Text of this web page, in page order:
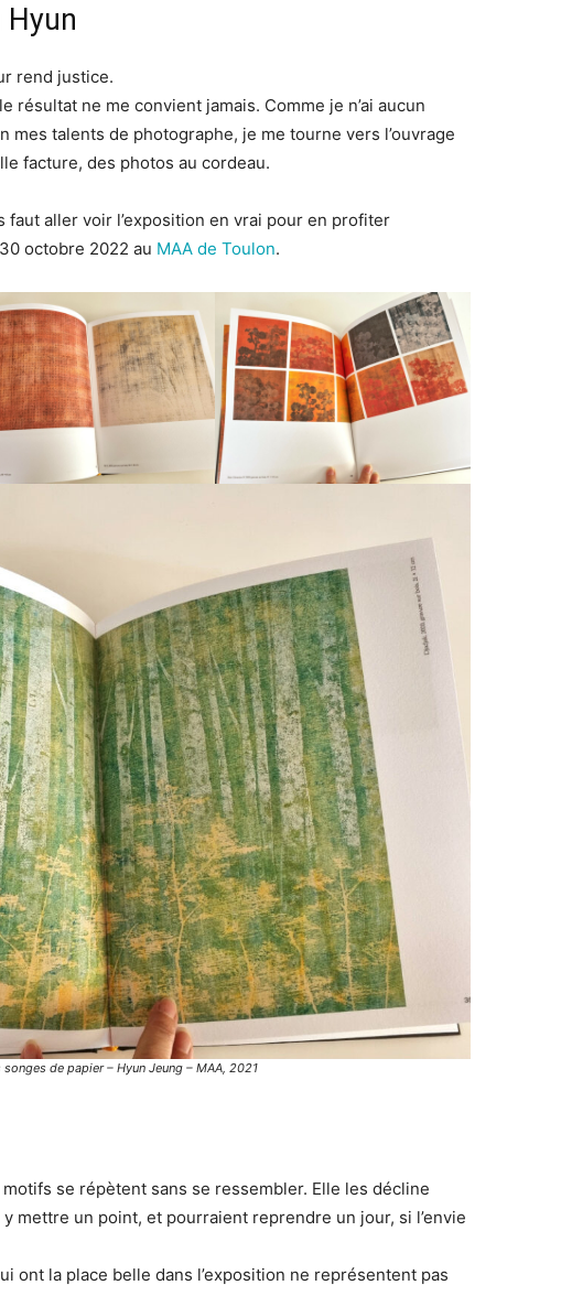
rend justice.
résultat ne me convient jamais. Comme je n’ai aucun
mes talents de photographe, je me tourne vers l’ouvrage
facture, des photos au cordeau.
faut aller voir l’exposition en vrai pour en profiter
octobre 2022 au MAA de Toulon.
songes de papier – Hyun Jeung – MAA, 2021
se répètent sans se ressembler. Elle les décline
mettre un point, et pourraient reprendre un jour, si l’envie
ont la place belle dans l’exposition ne représentent pas